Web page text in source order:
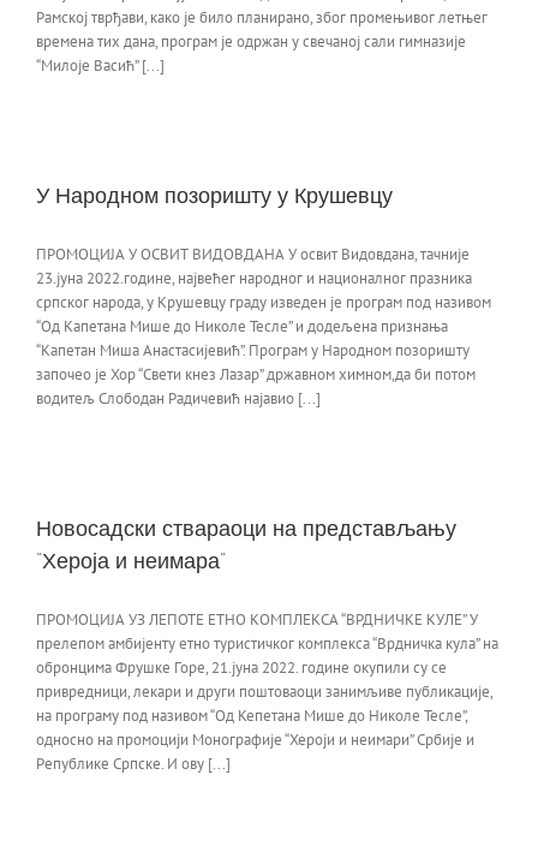
Рамској тврђави, како је било планирано, због промењивог летњег
времена тих дана, програм је одржан у свечаној сали гимназије
“Милоје Васић” [...]
У Народном позоришту у Крушевцу
ПРОМОЦИЈА У ОСВИТ ВИДОВДАНА У освит Видовдана, тачније
23.јуна 2022.године, највећег народног и националног празника
српског народа, у Крушевцу граду изведен је програм под називом
“Од Капетана Мише до Николе Тесле” и додељена признања
“Капетан Миша Анастасијевић”. Програм у Народном позоришту
започео је Хор “Свети кнез Лазар” државном химном,да би потом
водитељ Слободан Радичевић најавио [...]
Новосадски ствараоци на представљању
“Хероја и неимара”
ПРОМОЦИЈА УЗ ЛЕПОТЕ ЕТНО КОМПЛЕКСА “ВРДНИЧКЕ КУЛЕ” У
прелепом амбијенту етно туристичког комплекса “Врдничка кула” на
обронцима Фрушке Горе, 21.јуна 2022. године окупили су се
привредници, лекари и други поштоваоци занимљиве публикације,
на програму под називом “Од Кепетана Мише до Николе Тесле”,
односно на промоцији Монографије “Хероји и неимари” Србије и
Републике Српске. И ову [...]